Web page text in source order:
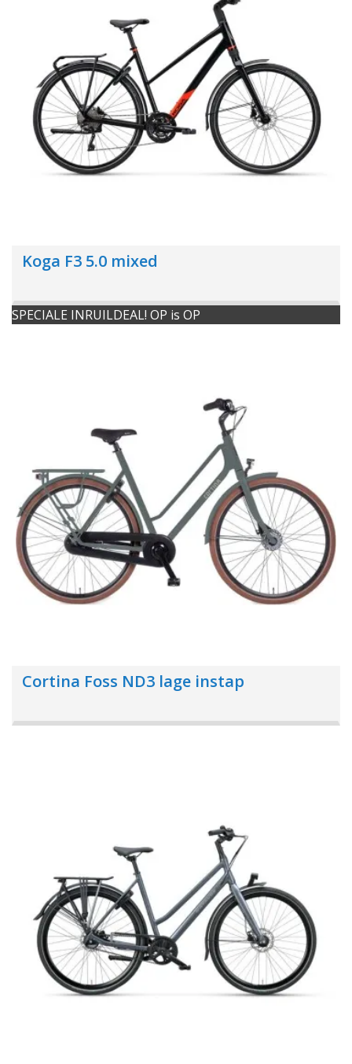
Koga F3 5.0 mixed
SPECIALE INRUILDEAL! OP is OP
Cortina Foss ND3 lage instap